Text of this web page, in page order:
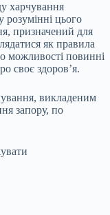
харчування
цього
призначений для
як правила
можливості повинні
своє здоров’я.
викладеним
запору, по